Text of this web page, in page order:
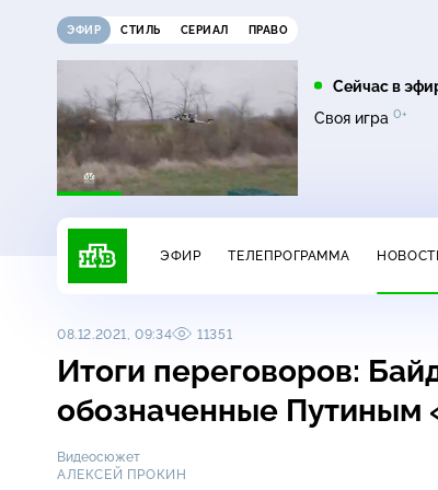
ЭФИР СТИЛЬ СЕРИАЛ ПРАВО
Сейчас в
Своя игра 0+
08:00
Живая еда12+
09:00
Квартирный
ЭФИР ТЕЛЕПРОГРАММА
08.12.2021, 09:34 11351
Итоги переговоров:
обозначенные Путиным
Видеосюжет
АЛЕКСЕЙ ПРОКИН